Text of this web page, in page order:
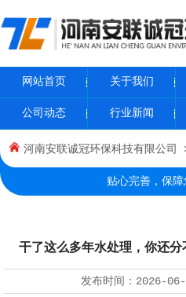
网站首页 关于我们
公司动态 行业新闻
河南安联诚冠环保科技有限公司
贴心完善，保
干了这么多年水处理，你还
发布时间： 2026-